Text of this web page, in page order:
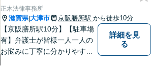
正木法律事務所
滋賀県|大津市 京阪膳所駅 から徒歩10分
【京阪膳所駅10分】【駐車場
有】弁護士が皆様一人一人の
お悩みに丁寧に分かりやすく
詳細を見
る